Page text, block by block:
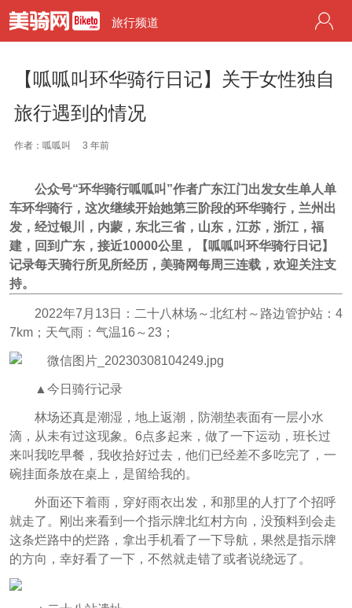
旅行频道
【呱呱叫环华骑行日记】关于女性独自
旅行遇到的情况
作者：呱呱叫 3 年前
公众号“环华骑行呱呱叫”作者广东江门出发女生单人单
车环华骑行，这次继续开始她第三阶段的环华骑行，兰州出
发，经过银川，内蒙，东北三省，山东，江苏，浙江，福
建，回到广东，接近10000公里，【呱呱叫环华骑行日记】
记录每天骑行所见所经历，美骑网每周三连载，欢迎关注支
持。
2022年7月13日：二十八林场～北红村～路边管护站：4
7km；天气雨：气温16～23；
▲今日骑行记录
林场还真是潮湿，地上返潮，防潮垫表面有一层小水
滴，从未有过这现象。6点多起来，做了一下运动，班长过
来叫我吃早餐，我收拾好过去，他们已经差不多吃完了，一
碗挂面条放在桌上，是留给我的。
外面还下着雨，穿好雨衣出发，和那里的人打了个招呼
就走了。刚出来看到一个指示牌北红村方向，没预料到会走
这条烂路中的烂路，拿出手机看了一下导航，果然是指示牌
的方向，幸好看了一下，不然就走错了或者说绕远了。